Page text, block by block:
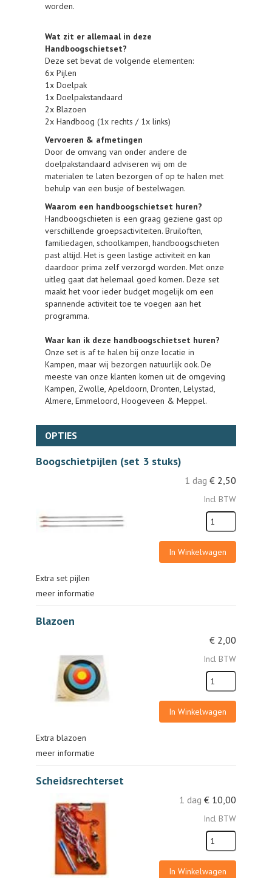
worden.
Wat zit er allemaal in deze
Handboogschietset?
Deze set bevat de volgende elementen:
6x Pijlen
1x Doelpak
1x Doelpakstandaard
2x Blazoen
2x Handboog (1x rechts / 1x links)
Vervoeren & afmetingen
Door de omvang van onder andere de
doelpakstandaard adviseren wij om de
materialen te laten bezorgen of op te halen met
behulp van een busje of bestelwagen.
Waarom een handboogschietset huren?
Handboogschieten is een graag geziene gast op
verschillende groepsactiviteiten. Bruiloften,
familiedagen, schoolkampen, handboogschieten
past altijd. Het is geen lastige activiteit en kan
daardoor prima zelf verzorgd worden. Met onze
uitleg gaat dat helemaal goed komen. Deze set
maakt het voor ieder budget mogelijk om een
spannende activiteit toe te voegen aan het
programma.
Waar kan ik deze handboogschietset huren?
Onze set is af te halen bij onze locatie in
Kampen, maar wij bezorgen natuurlijk ook. De
meeste van onze klanten komen uit de omgeving
Kampen, Zwolle, Apeldoorn, Dronten, Lelystad,
Almere, Emmeloord, Hoogeveen & Meppel.
OPTIES
Boogschietpijlen (set 3 stuks)
1 dag € 2,50
Incl BTW
In Winkelwagen
Extra set pijlen
meer informatie
Blazoen
€ 2,00
Incl BTW
In Winkelwagen
Extra blazoen
meer informatie
Scheidsrechterset
1 dag € 10,00
Incl BTW
In Winkelwagen